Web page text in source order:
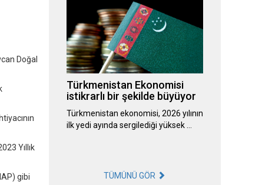
Doğal
Yıllık
gibi
Türkmenistan Ekonomisi
istikrarlı bir şekilde büyüyor
Türkmenistan ekonomisi, 2026 yılının
ilk yedi ayında sergilediği yüksek …
TÜMÜNÜ GÖR